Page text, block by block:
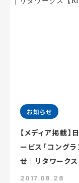
お知らせ
【メディア掲載
ービス「コング
せ｜リタワークス
2017.08.28